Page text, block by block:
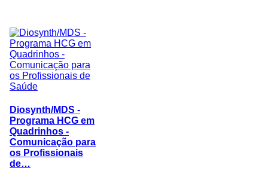
Diosynth/MDS -
Programa HCG em
Quadrinhos -
Comunicação para
os Profissionais
de…